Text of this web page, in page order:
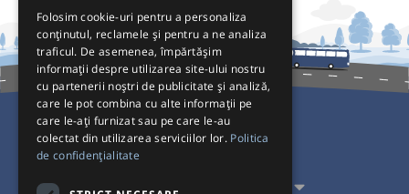
Pentru Călători
Pentru Transportatori
Folosim cookie-uri pentru a personaliza
conținutul, reclamele și pentru a ne analiza
traficul. De asemenea, împărtășim
informații despre utilizarea site-ului nostru
cu partenerii noștri de publicitate și analiză,
care le pot combina cu alte informații pe
care le-ați furnizat sau pe care le-au
colectat din utilizarea serviciilor lor. Politica
de confidențialitate